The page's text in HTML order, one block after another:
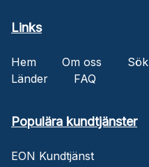
Links
Hem Om oss Sök
Länder
FAQ
Populära kundtjänster
EON Kundtjänst